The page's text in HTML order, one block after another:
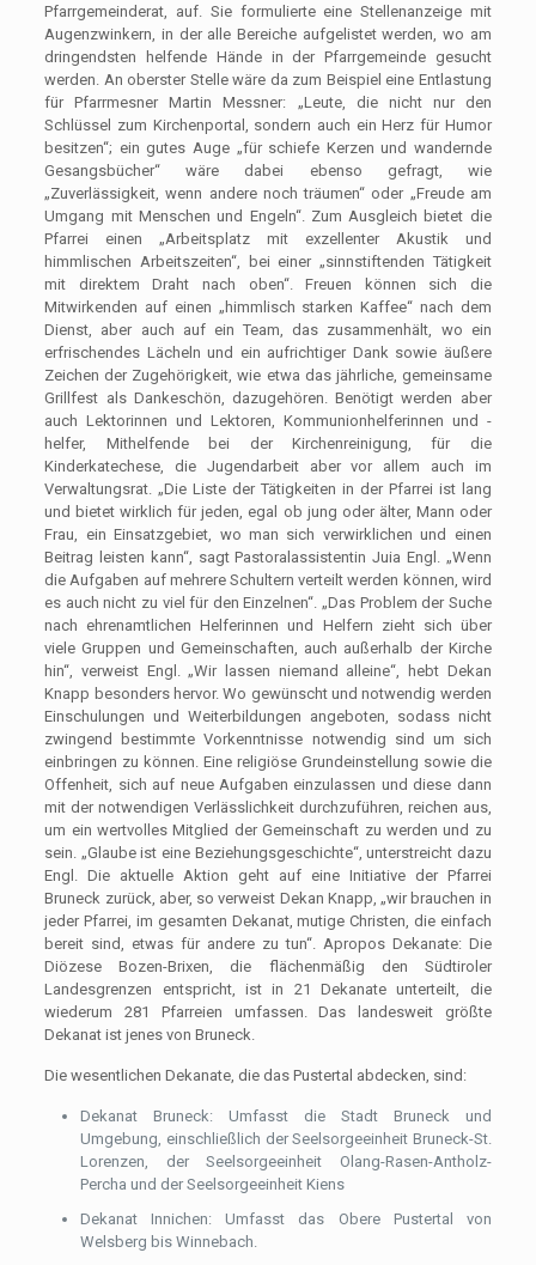
Pfarrgemeinderat, auf. Sie formulierte eine Stellenanzeige mit
Augenzwinkern, in der alle Bereiche aufgelistet werden, wo am
dringendsten helfende Hände in der Pfarrgemeinde gesucht
werden. An oberster Stelle wäre da zum Beispiel eine Entlastung
für Pfarrmesner Martin Messner: „Leute, die nicht nur den
Schlüssel zum Kirchenportal, sondern auch ein Herz für Humor
besitzen“; ein gutes Auge „für schiefe Kerzen und wandernde
Gesangsbücher“ wäre dabei ebenso gefragt, wie
„Zuverlässigkeit, wenn andere noch träumen“ oder „Freude am
Umgang mit Menschen und Engeln“. Zum Ausgleich bietet die
Pfarrei einen „Arbeitsplatz mit exzellenter Akustik und
himmlischen Arbeitszeiten“, bei einer „sinnstiftenden Tätigkeit
mit direktem Draht nach oben“. Freuen können sich die
Mitwirkenden auf einen „himmlisch starken Kaffee“ nach dem
Dienst, aber auch auf ein Team, das zusammenhält, wo ein
erfrischendes Lächeln und ein aufrichtiger Dank sowie äußere
Zeichen der Zugehörigkeit, wie etwa das jährliche, gemeinsame
Grillfest als Dankeschön, dazugehören. Benötigt werden aber
auch Lektorinnen und Lektoren, Kommunionhelferinnen und -
helfer, Mithelfende bei der Kirchenreinigung, für die
Kinderkatechese, die Jugendarbeit aber vor allem auch im
Verwaltungsrat. „Die Liste der Tätigkeiten in der Pfarrei ist lang
und bietet wirklich für jeden, egal ob jung oder älter, Mann oder
Frau, ein Einsatzgebiet, wo man sich verwirklichen und einen
Beitrag leisten kann“, sagt Pastoralassistentin Juia Engl. „Wenn
die Aufgaben auf mehrere Schultern verteilt werden können, wird
es auch nicht zu viel für den Einzelnen“. „Das Problem der Suche
nach ehrenamtlichen Helferinnen und Helfern zieht sich über
viele Gruppen und Gemeinschaften, auch außerhalb der Kirche
hin“, verweist Engl. „Wir lassen niemand alleine“, hebt Dekan
Knapp besonders hervor. Wo gewünscht und notwendig werden
Einschulungen und Weiterbildungen angeboten, sodass nicht
zwingend bestimmte Vorkenntnisse notwendig sind um sich
einbringen zu können. Eine religiöse Grundeinstellung sowie die
Offenheit, sich auf neue Aufgaben einzulassen und diese dann
mit der notwendigen Verlässlichkeit durchzuführen, reichen aus,
um ein wertvolles Mitglied der Gemeinschaft zu werden und zu
sein. „Glaube ist eine Beziehungsgeschichte“, unterstreicht dazu
Engl. Die aktuelle Aktion geht auf eine Initiative der Pfarrei
Bruneck zurück, aber, so verweist Dekan Knapp, „wir brauchen in
jeder Pfarrei, im gesamten Dekanat, mutige Christen, die einfach
bereit sind, etwas für andere zu tun“. Apropos Dekanate: Die
Diözese Bozen-Brixen, die flächenmäßig den Südtiroler
Landesgrenzen entspricht, ist in 21 Dekanate unterteilt, die
wiederum 281 Pfarreien umfassen. Das landesweit größte
Dekanat ist jenes von Bruneck.
Die wesentlichen Dekanate, die das Pustertal abdecken, sind:
Dekanat Bruneck: Umfasst die Stadt Bruneck und
Umgebung, einschließlich der Seelsorgeeinheit Bruneck-St.
Lorenzen, der Seelsorgeeinheit Olang-Rasen-Antholz-
Percha und der Seelsorgeeinheit Kiens
Dekanat Innichen: Umfasst das Obere Pustertal von
Welsberg bis Winnebach.